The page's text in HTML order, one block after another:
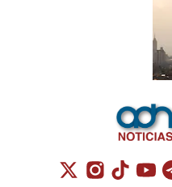
Cuenta de X /
Cuenta de